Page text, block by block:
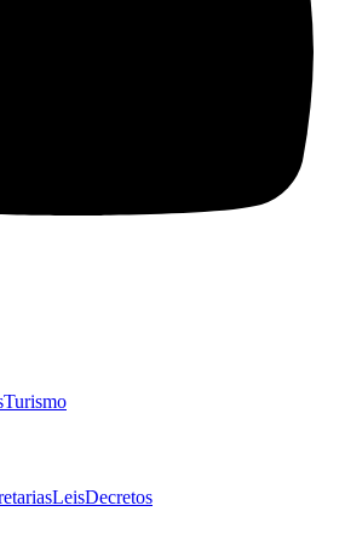
Turismo
LeisDecretos